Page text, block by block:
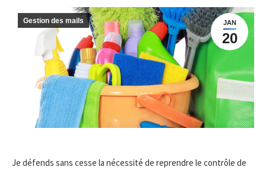
JAN
20
Gestion des mails
Je défends sans cesse la nécessité de reprendre le contrôle de